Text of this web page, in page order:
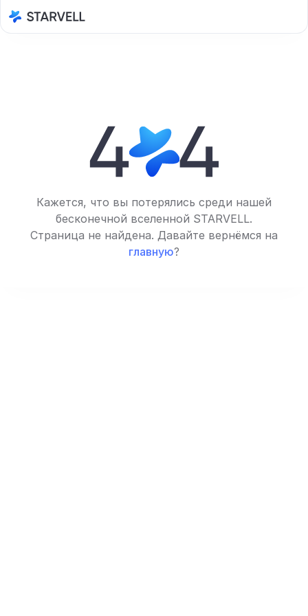
Кажется, что вы потерялись среди нашей
бесконечной вселенной STARVELL.
Страница не найдена. Давайте вернёмся на
главную?